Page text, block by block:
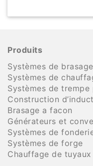
Produits
Systèmes de
Systèmes de
Systèmes de
Construction
Brasage a facon
Générateurs et
Systèmes de
Systèmes de forge
Chauffage de tuyaux